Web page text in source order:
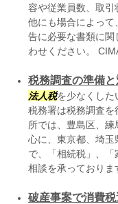
容や従業員数、取
他にも場合によって
告に必要な書類に
わせください。
税務調査の準備
法人税を少なくした
税務署は税務調査
所では、豊島区、
心に、東京都、埼
で、「相続税」、
相談を承っておりま
破産事案で消費